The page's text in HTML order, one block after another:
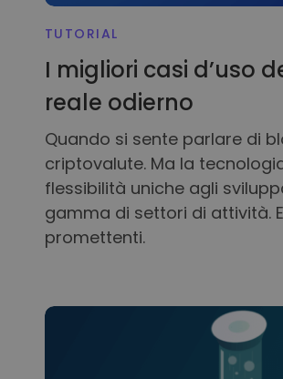
TUTORIAL
I migliori casi d’uso
reale odierno
Quando si sente parlare di
criptovalute. Ma la
flessibilità uniche agli
gamma di settori di attività.
promettenti.